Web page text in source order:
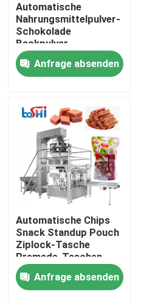
Zuhause
Produkte
Über uns
Fabrik-Tour
Qualitätskontrolle
Automatische
Nahrungsmittelpulver-
Schokolade
Backpulver-
Verpackungsmaschine
pulverisieren mit
Reißverschluss
Anfrage absenden
Automatische Chips
Snack Standup Pouch
Ziplock-Tasche
Premade-Taschen-
Verpackungsmaschine
Anfrage absenden